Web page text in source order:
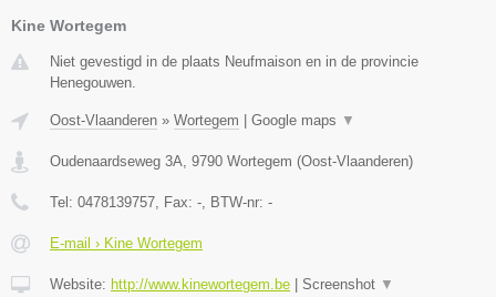
Kine Wortegem
Niet gevestigd in de plaats Neufmaison en in de provincie
Henegouwen.
Oost-Vlaanderen » Wortegem Google maps ▼
Oudenaardseweg 3A 9790 Wortegem (Oost-Vlaanderen)
Tel: 0478139757 , Fax: - , BTW-nr: -
E-mail › Kine Wortegem
Website: http://www.kinewortegem.be Screenshot ▼